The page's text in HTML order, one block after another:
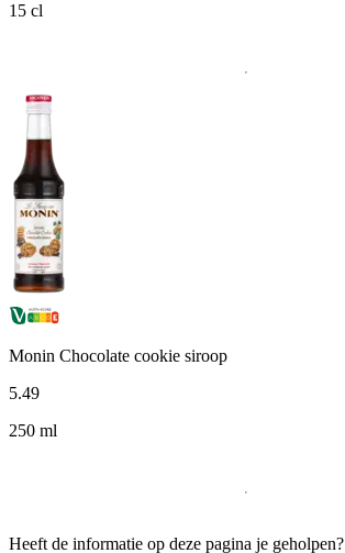
15 cl
Monin Chocolate cookie siroop
5.49
250 ml
Heeft de informatie op deze pagina je geholpen?